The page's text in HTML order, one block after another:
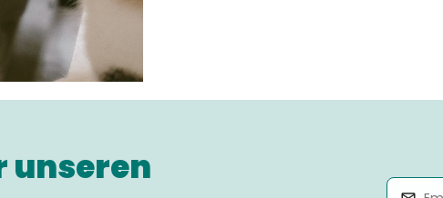
unseren